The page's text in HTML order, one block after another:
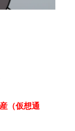
（仮想通